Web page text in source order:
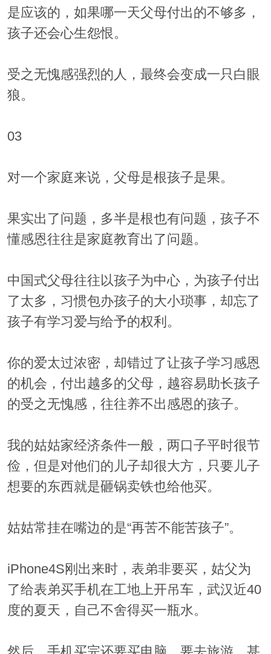
是应该的，如果哪一天父母付出的不够多，
孩子还会心生怨恨。
受之无愧感强烈的人，最终会变成一只白眼
狼。
03
对一个家庭来说，父母是根孩子是果。
果实出了问题，多半是根也有问题，孩子不
懂感恩往往是家庭教育出了问题。
中国式父母往往以孩子为中心，为孩子付出
了太多，习惯包办孩子的大小琐事，却忘了
孩子有学习爱与给予的权利。
你的爱太过浓密，却错过了让孩子学习感恩
的机会，付出越多的父母，越容易助长孩子
的受之无愧感，往往养不出感恩的孩子。
我的姑姑家经济条件一般，两口子平时很节
俭，但是对他们的儿子却很大方，只要儿子
想要的东西就是砸锅卖铁也给他买。
姑姑常挂在嘴边的是“再苦不能苦孩子”。
iPhone4S刚出来时，表弟非要买，姑父为
了给表弟买手机在工地上开吊车，武汉近40
度的夏天，自己不舍得买一瓶水。